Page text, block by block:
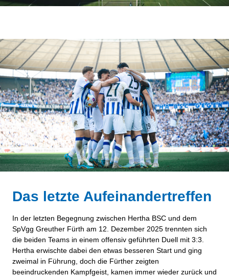
Das letzte Aufeinandertreffen
In der letzten Begegnung zwischen Hertha BSC und dem
SpVgg Greuther Fürth am 12. Dezember 2025 trennten sich
die beiden Teams in einem offensiv geführten Duell mit 3:3.
Hertha erwischte dabei den etwas besseren Start und ging
zweimal in Führung, doch die Fürther zeigten
beeindruckenden Kampfgeist, kamen immer wieder zurück und